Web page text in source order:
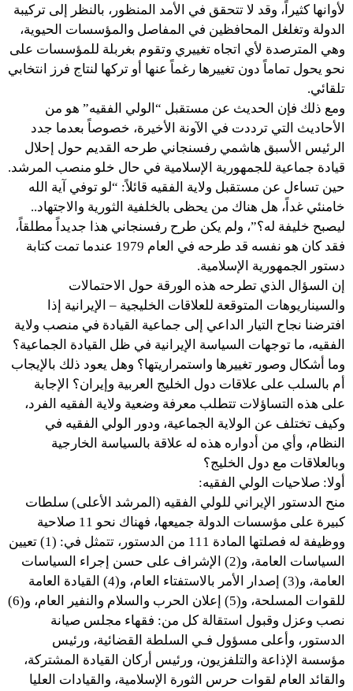
لأوانها كثيراً، وقد لا تتحقق في الأمد المنظور، بالنظر إلى تركيبة
الدولة وتغلغل المحافظين في المفاصل والمؤسسات الحيوية،
وهي المترصدة لأي اتجاه تغييري وتقوم بغربلة للمؤسسات على
نحو يحول تماماً دون تغييرها رغماً عنها أو تركها لنتاج فرز انتخابي
تلقائي.
ومع ذلك فإن الحديث عن مستقبل “الولي الفقيه” هو من
الأحاديث التي ترددت في الآونة الأخيرة، خصوصاً بعدما جدد
الرئيس الأسبق هاشمي رفسنجاني طرحه القديم حول إحلال
قيادة جماعية للجمهورية الإسلامية في حال خلو منصب المرشد.
حين تساءل عن مستقبل ولاية الفقيه قائلاً: “لو توفي آية الله
خامنئي غداً، هل هناك من يحظى بالخلفية الثورية والاجتهاد..
ليصبح خليفة له؟”، ولم يكن طرح رفسنجاني هذا جديداً مطلقاً،
فقد كان هو نفسه قد طرحه في العام 1979 عندما تمت كتابة
دستور الجمهورية الإسلامية.
إن السؤال الذي تطرحه هذه الورقة حول الاحتمالات
والسيناريوهات المتوقعة للعلاقات الخليجية – الإيرانية إذا
افترضنا نجاح التيار الداعي إلى جماعية القيادة في منصب ولاية
الفقيه، ما توجهات السياسة الإيرانية في ظل القيادة الجماعية؟
وما أشكال وصور تغييرها واستمراريتها؟ وهل يعود ذلك بالإيجاب
أم بالسلب على علاقات دول الخليج العربية وإيران؟ الإجابة
على هذه التساؤلات تتطلب معرفة وضعية ولاية الفقيه الفرد،
وكيف تختلف عن الولاية الجماعية، ودور الولي الفقيه في
النظام، وأي من أدواره هذه له علاقة بالسياسة الخارجية
وبالعلاقات مع دول الخليج؟
أولا: صلاحيات الولي الفقيه:
منح الدستور الإيراني للولي الفقيه (المرشد الأعلى) سلطات
كبيرة على مؤسسات الدولة جميعها، فهناك نحو 11 صلاحية
ووظيفة له فصلتها المادة 111 من الدستور، تتمثل في: (1) تعيين
السياسات العامة، و(2) الإشراف على حسن إجراء السياسات
العامة، و(3) إصدار الأمر بالاستفتاء العام، و(4) القيادة العامة
للقوات المسلحة، و(5) إعلان الحرب والسلام والنفير العام، و(6)
نصب وعزل وقبول استقالة كل من: فقهاء مجلس صيانة
الدستور، وأعلى مسؤول فـي السلطة القضائية، ورئيس
مؤسسة الإذاعة والتلفزيون، ورئيس أركان القيادة المشتركة،
والقائد العام لقوات حرس الثورة الإسلامية، والقيادات العليا